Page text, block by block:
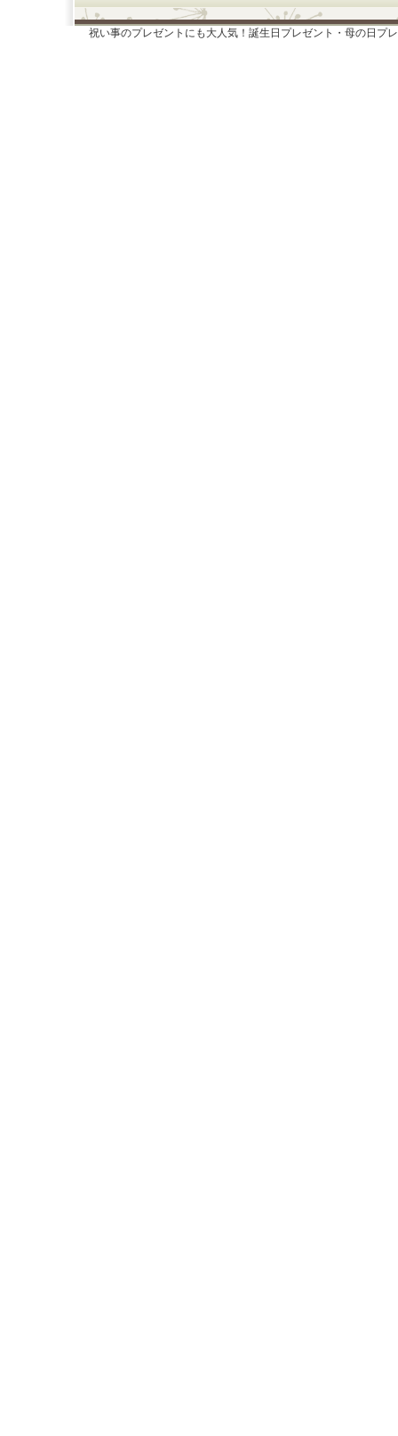
祝い事のプレゼントにも大人気！誕生日プレゼント・母の日プ